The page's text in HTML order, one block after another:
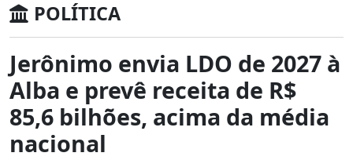
POLÍTICA
Jerônimo envia LDO de 2027 à
Alba e prevê receita de R$
85,6 bilhões, acima da média
nacional